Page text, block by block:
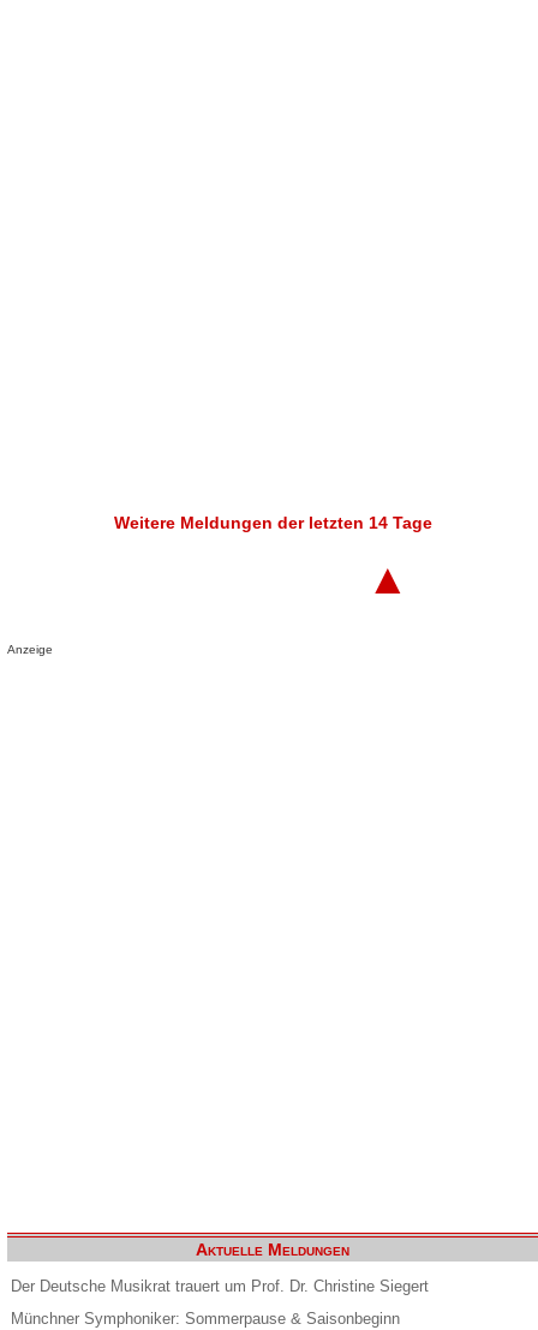
Weitere Meldungen der letzten 14 Tage
▲
Anzeige
Aktuelle Meldungen
Der Deutsche Musikrat trauert um Prof. Dr. Christine Siegert
Münchner Symphoniker: Sommerpause & Saisonbeginn